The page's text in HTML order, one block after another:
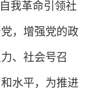
我革命引领社
，增强党的政
、社会号召
水平，为推进